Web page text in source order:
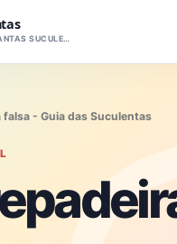
SAIBA TUDO SOBRE PLANTAS SUCULENTAS
- Guia das Suculentas